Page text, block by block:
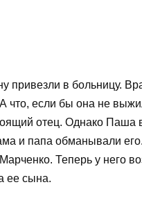
привезли в больницу.
что, если бы она не
отец. Однако Паша
и папа обманывали
Теперь у него
ее сына.